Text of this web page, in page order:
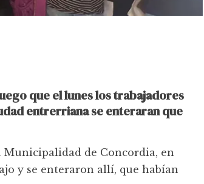
que el lunes los trabajadores
entrerriana se enteraran que
de Concordia, en
y se enteraron allí, que habían